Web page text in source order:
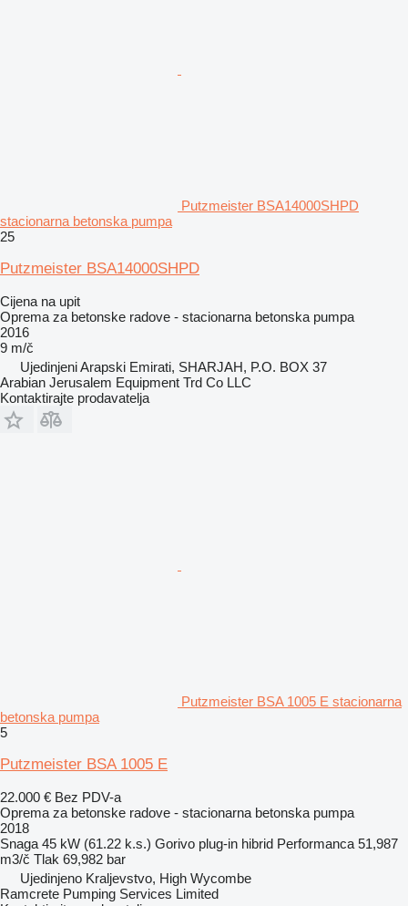
Putzmeister BSA14000SHPD
stacionarna betonska pumpa
25
Putzmeister BSA14000SHPD
Cijena na upit
Oprema za betonske radove - stacionarna betonska pumpa
2016
9 m/č
Ujedinjeni Arapski Emirati, SHARJAH, P.O. BOX 37
Arabian Jerusalem Equipment Trd Co LLC
Kontaktirajte prodavatelja
Putzmeister BSA 1005 E stacionarna
betonska pumpa
5
Putzmeister BSA 1005 E
22.000 € Bez PDV-a
Oprema za betonske radove - stacionarna betonska pumpa
2018
Snaga 45 kW (61.22 k.s.) Gorivo plug-in hibrid Performanca 51,987
m3/č Tlak 69,982 bar
Ujedinjeno Kraljevstvo, High Wycombe
Ramcrete Pumping Services Limited